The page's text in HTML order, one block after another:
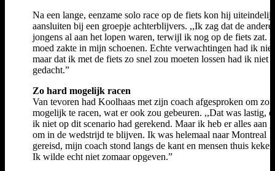
Na een lange, eenzame solo race op de fiets kon hij
aansluiten bij een groepje achterblijvers. ,,Ik zag dat de andere
jongens al aan het lopen waren, terwijl ik nog op de fiets zat.
moed zakte in mijn schoenen. Echte verwachtingen had ik
maar dat ik met de fiets zo snel zou moeten lossen had ik niet
gedacht.”
Zo hard mogelijk racen
Van tevoren had Koolhaas met zijn coach afgesproken om zo
mogelijk te racen, wat er ook zou gebeuren. ,,Dat was lastig,
ik niet op dit scenario had gerekend. Maar ik heb er alles aan
om in de wedstrijd te blijven. Ik was helemaal naar Montreal
gereisd, mijn coach stond langs de kant en mensen thuis
Ik wilde echt niet zomaar opgeven.”